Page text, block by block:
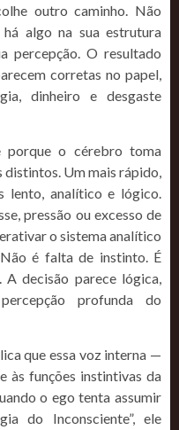
outro caminho. Não
algo na sua estrutura
percepção. O resultado
corretas no papel,
dinheiro e desgaste
porque o cérebro toma
distintos. Um mais rápido,
lento, analítico e lógico.
pressão ou excesso de
o sistema analítico
é falta de instinto. É
A decisão parece lógica,
profunda do
que essa voz interna —
às funções instintivas da
o ego tenta assumir
do Inconsciente”, ele